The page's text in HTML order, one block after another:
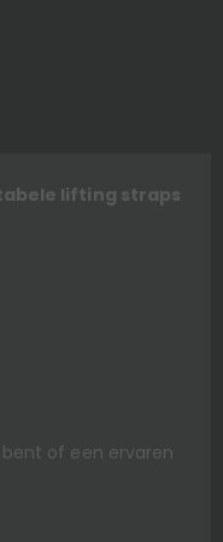
lifting straps
of een ervaren